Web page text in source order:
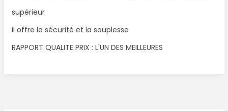
supérieur
il offre la sécurité et la souplesse
RAPPORT QUALITE PRIX : L'UN DES MEILLEURES